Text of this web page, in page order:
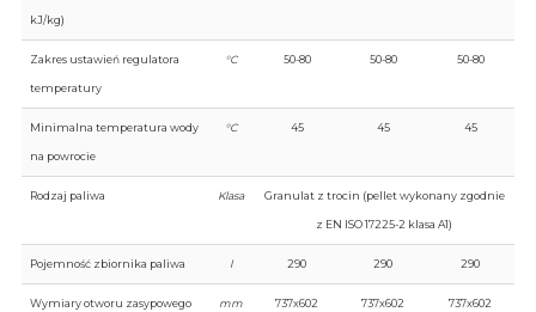
kJ/kg)
Zakres ustawień regulatora
temperatury
°C 50-80 50-80 50-80
Minimalna temperatura wody
na powrocie
°C 45 45 45
Rodzaj paliwa Klasa Granulat z trocin (pellet wykonany zgodnie
z EN ISO 17225-2 klasa A1)
Pojemność zbiornika paliwa l 290 290 290
Wymiary otworu zasypowego mm 737x602 737x602 737x602